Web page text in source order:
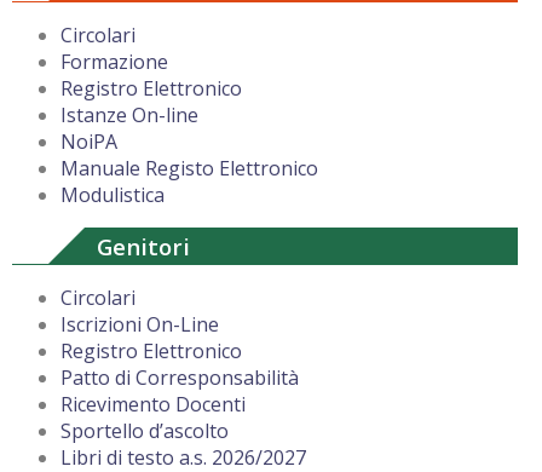
Circolari
Formazione
Registro Elettronico
Istanze On-line
NoiPA
Manuale Registo Elettronico
Modulistica
Genitori
Circolari
Iscrizioni On-Line
Registro Elettronico
Patto di Corresponsabilità
Ricevimento Docenti
Sportello d’ascolto
Libri di testo a.s. 2026/2027